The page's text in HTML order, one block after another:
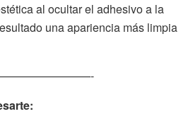
al ocultar el adhesivo a la
una apariencia más limpia